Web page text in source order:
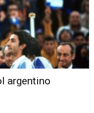
argentino